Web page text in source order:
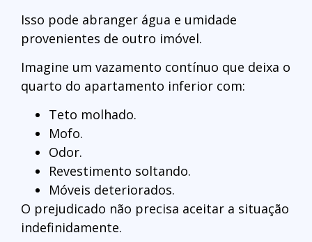
Isso pode abranger água e umidade
provenientes de outro imóvel.
Imagine um vazamento contínuo que deixa o
quarto do apartamento inferior com:
Teto molhado.
Mofo.
Odor.
Revestimento soltando.
Móveis deteriorados.
O prejudicado não precisa aceitar a situação
indefinidamente.